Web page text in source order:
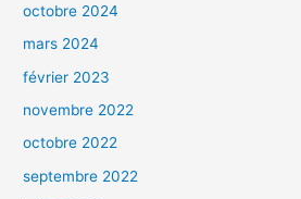
octobre 2024
mars 2024
février 2023
novembre 2022
octobre 2022
septembre 2022